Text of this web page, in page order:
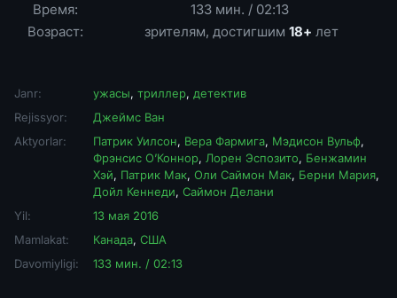
Время:
133 мин. / 02:13
Возраст:
зрителям, достигшим 18+ лет
Janr: ужасы, триллер, детектив
Rejissyor:
Джеймс Ван
Aktyorlar:
Патрик Уилсон, Вера Фармига, Мэдисон Вульф,
Фрэнсис О’Коннор, Лорен Эспозито, Бенжамин
Хэй, Патрик Мак, Оли Саймон Мак, Берни Мария,
Дойл Кеннеди, Саймон Делани
Yil:
13 мая 2016
Mamlakat:
Канада, США
Davomiyligi:
133 мин. / 02:13